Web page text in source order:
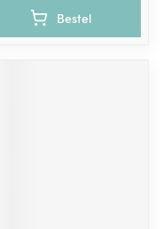
Bestel